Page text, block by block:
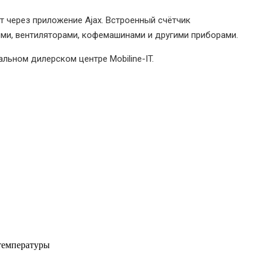
приложение Ajax. Встроенный счётчик
вентиляторами, кофемашинами и другими приборами.
дилерском центре Mobiline-IT.